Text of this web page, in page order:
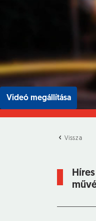
Videó megállítása
Vissza